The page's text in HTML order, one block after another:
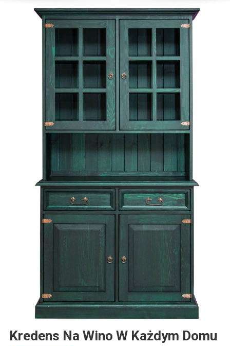
Kredens Na Wino W Każdym Domu